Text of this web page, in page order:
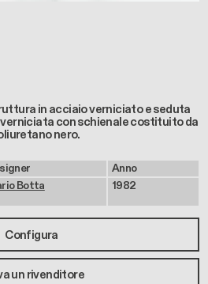
in acciaio verniciato e seduta
con schienale costituito da
nero.
Botta
Anno
1982
Configura
un rivenditore